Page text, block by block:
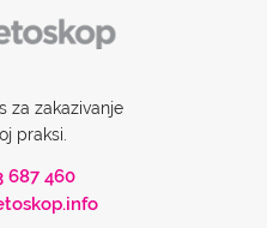
za zakazivanje
praksi.
687 460